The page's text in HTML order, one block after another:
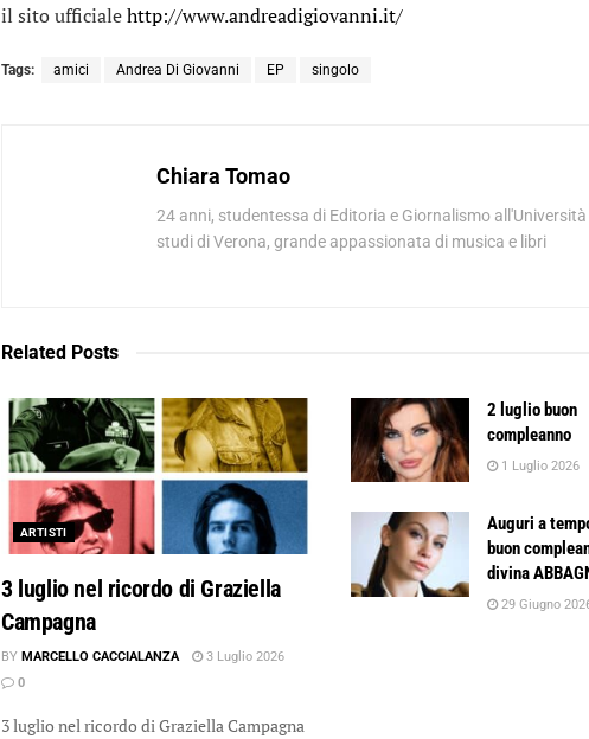
il sito ufficialehttp://www.andreadigiovanni.it/
Tags: amici Andrea Di Giovanni EP singolo
Chiara Tomao
24 anni, studentessa di Editoria e Giornalismo
studi di Verona, grande appassionata di musica e libri
Related Posts
ARTISTI
3 luglio nel ricordo di Graziella
Campagna
BY MARCELLO CACCIALANZA
3 Luglio 2026
0
3 luglio nel ricordo di Graziella Campagna
2 luglio buon
compleanno
1 Luglio 2026
Auguri a
buon
divina
29 Giugno